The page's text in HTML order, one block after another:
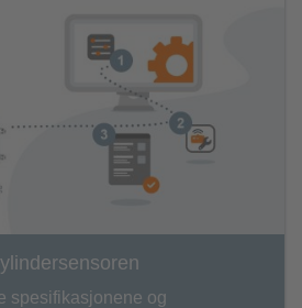
spesifikasjonene og